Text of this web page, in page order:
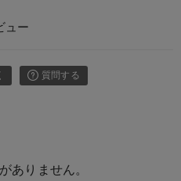
ュー
質問する
ありません。